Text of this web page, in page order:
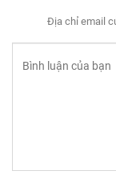
Địa chỉ email